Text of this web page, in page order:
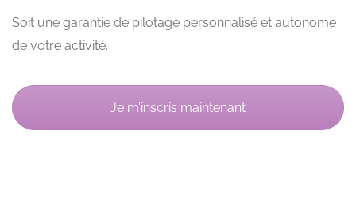
Soit une garantie de pilotage personnalisé et autonome
de votre activité.
Je m’inscris maintenant